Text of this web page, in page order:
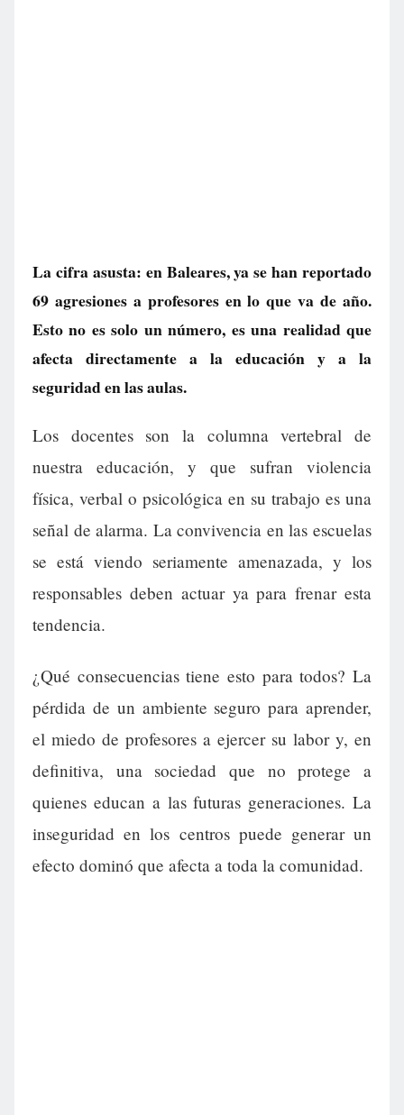
La cifra asusta: en Baleares, ya se han reportado
69 agresiones a profesores en lo que va de año.
Esto no es solo un número, es una realidad que
afecta directamente a la educación y a la
seguridad en las aulas.
Los docentes son la columna vertebral de
nuestra educación, y que sufran violencia
física, verbal o psicológica en su trabajo es una
señal de alarma. La convivencia en las escuelas
se está viendo seriamente amenazada, y los
responsables deben actuar ya para frenar esta
tendencia.
¿Qué consecuencias tiene esto para todos? La
pérdida de un ambiente seguro para aprender,
el miedo de profesores a ejercer su labor y, en
definitiva, una sociedad que no protege a
quienes educan a las futuras generaciones. La
inseguridad en los centros puede generar un
efecto dominó que afecta a toda la comunidad.